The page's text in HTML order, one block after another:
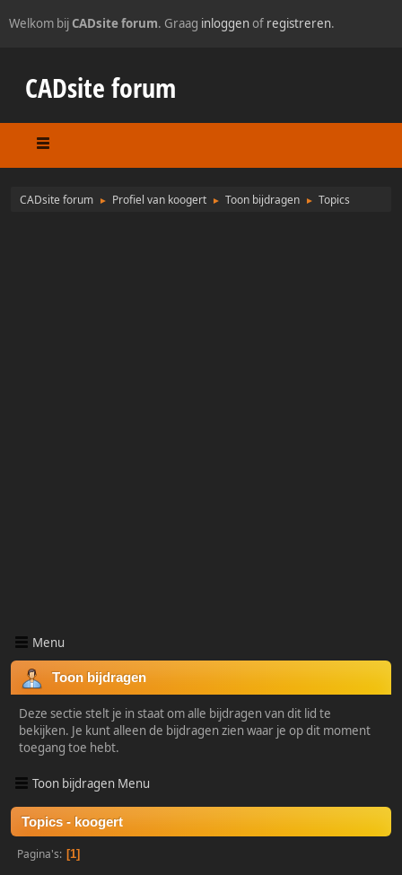
Welkom bij CADsite forum. Graag inloggenof registreren.
CADsite forum
CADsite forum ► Profiel van koogert ► Toon bijdragen ► Topics
Menu
Toon bijdragen
Deze sectie stelt je in staat om alle bijdragen van dit lid te
bekijken. Je kunt alleen de bijdragen zien waar je op dit moment
toegang toe hebt.
Toon bijdragen Menu
Topics - koogert
Pagina's 1